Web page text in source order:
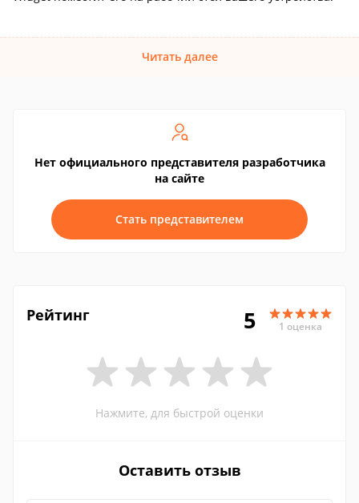
Читать далее
Нет официального представителя разработчика
на сайте
Стать представителем
Рейтинг 5 1 оценка
Нажмите, для быстрой оценки
Оставить отзыв